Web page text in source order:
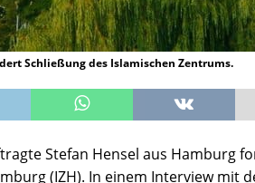
Schließung des Islamischen Zentrums.
Stefan Hensel aus Hamburg
(IZH). In einem Interview mit